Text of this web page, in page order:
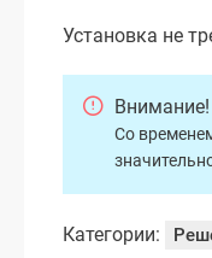
Установка не
Внимание!
Со
Категории: